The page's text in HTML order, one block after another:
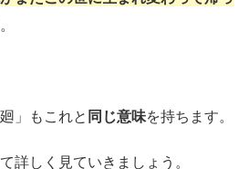
」もこれと 同じ意味を持ちます。
詳しく見ていきましょう。